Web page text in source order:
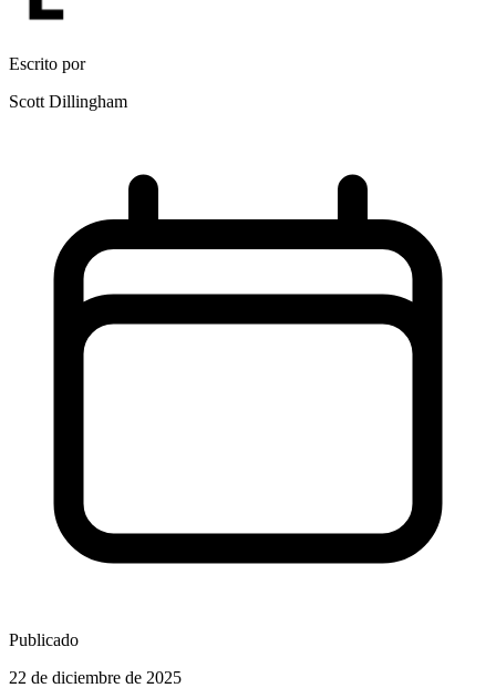
Escrito por
Scott Dillingham
Publicado
22 de diciembre de 2025